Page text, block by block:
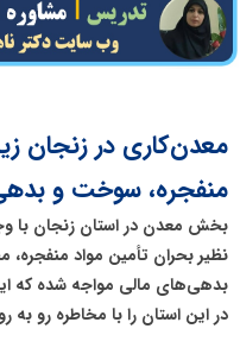
معدن‌کاری در زنجان
منفجره، سوخت و
بخش معدن در استان زنجان با
نظیر بحران تأمین مواد
بدهی‌های مالی مواجه شده که
در این استان را با مخاطره رو به